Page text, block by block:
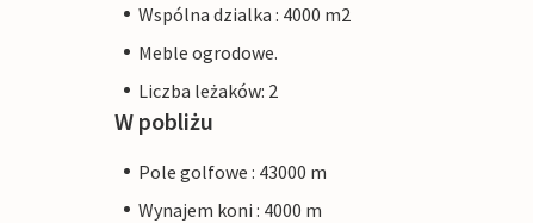
Wspólna dzialka : 4000 m2
Meble ogrodowe.
Liczba leżaków: 2
W pobliżu
Pole golfowe : 43000 m
Wynajem koni : 4000 m